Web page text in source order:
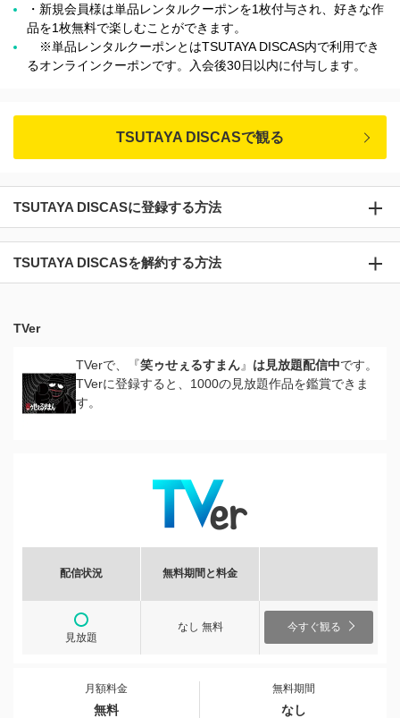
・新規会員様は単品レンタルクーポンを1枚付与され、好きな作
品を1枚無料で楽しむことができます。
※単品レンタルクーポンとはTSUTAYA DISCAS内で利用でき
るオンラインクーポンです。入会後30日以内に付与します。
TSUTAYA DISCASで観る
TSUTAYA DISCASに登録する方法
TSUTAYA DISCASを解約する方法
TVer
TVerで、『笑ゥせぇるすまん』 は見放題配信中です。
TVerに登録すると、1000の見放題作品を鑑賞できま
す。
配信状況 無料期間と料金
見放題
なし 無料 今すぐ観る
月額料金
無料
無料期間
なし